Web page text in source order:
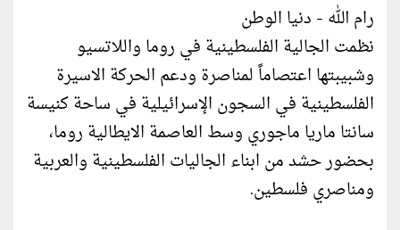
رام الله - دنيا الوطن
نظمت الجالية الفلسطينية في روما واللاتسيو
وشبيبتها اعتصاماً لمناصرة ودعم الحركة الاسيرة
الفلسطينية في السجون الإسرائيلية في ساحة كنيسة
سانتا ماريا ماجوري وسط العاصمة الايطالية روما،
بحضور حشد من ابناء الجاليات الفلسطينية والعربية
ومناصري فلسطين.